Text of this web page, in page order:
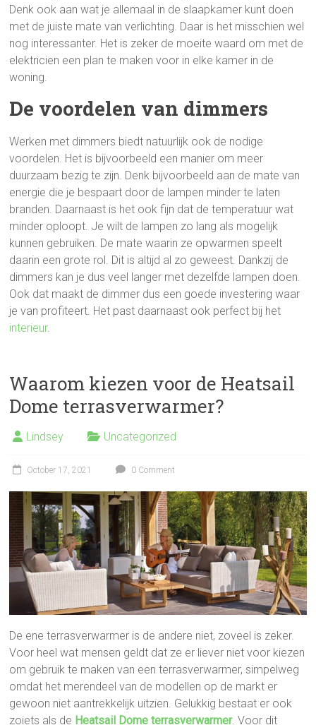
Denk ook aan wat je allemaal in de slaapkamer kunt doen
met de juiste mate van verlichting. Daar is het misschien wel
nog interessanter. Het is zeker de moeite waard om met de
elektricien een plan te maken voor in elke kamer in de
woning.
De voordelen van dimmers
Werken met dimmers biedt natuurlijk ook de nodige
voordelen. Het is bijvoorbeeld een manier om meer
duurzaam bezig te zijn. Denk bijvoorbeeld aan de mate van
energie die je bespaart door de lampen minder te laten
branden. Daarnaast is het ook fijn dat de temperatuur wat
minder oploopt. Je wilt de lampen zo lang als mogelijk
kunnen gebruiken. De mate waarin ze opwarmen speelt
daarin een grote rol. Dit is altijd al zo geweest. Dankzij de
dimmers kan je dus veel langer met dezelfde lampen doen.
Ook dat maakt de dimmer dus een goede investering waar
je van profiteert. Het past daarnaast ook perfect bij het
interieur.
Waarom kiezen voor de Heatsail
Dome terrasverwarmer?
Lindsey Uncategorized
October 17, 2021 0 Comment
De ene terrasverwarmer is de andere niet, zoveel is zeker.
Voor heel wat mensen geldt dat ze er liever niet voor kiezen
om gebruik te maken van een terrasverwarmer, simpelweg
omdat het merendeel van de modellen op de markt er
gewoon niet aantrekkelijk uitzien. Gelukkig bestaat er ook
zoiets als de Heatsail Dome terrasverwarmer. Voor dit